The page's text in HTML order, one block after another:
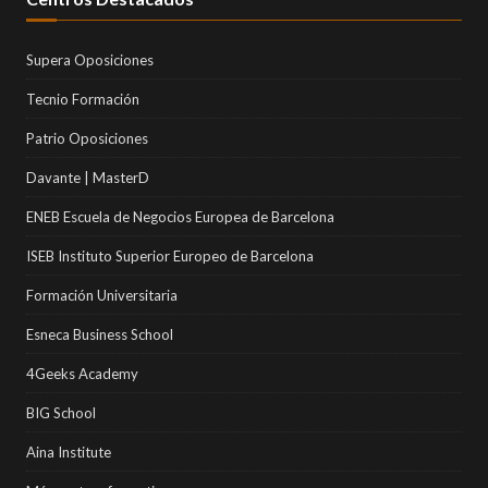
Supera Oposiciones
Tecnio Formación
Patrio Oposiciones
Davante | MasterD
ENEB Escuela de Negocios Europea de Barcelona
ISEB Instituto Superior Europeo de Barcelona
Formación Universitaria
Esneca Business School
4Geeks Academy
BIG School
Aina Institute